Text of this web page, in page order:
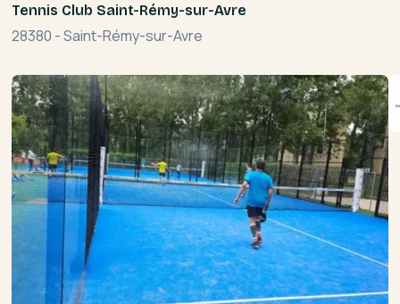
Tennis Club Saint-Rémy-sur-Avre
28380 -Saint-Rémy-sur-Avre